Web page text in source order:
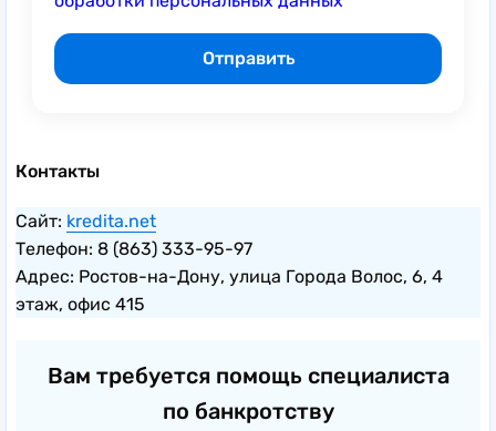
Контакты
Сайт: kredita.net
Телефон: 8 (863) 333-95-97
Адрес: Ростов-на-Дону, улица Города Волос, 6, 4
этаж, офис 415
Вам требуется помощь специалиста
по банкротству